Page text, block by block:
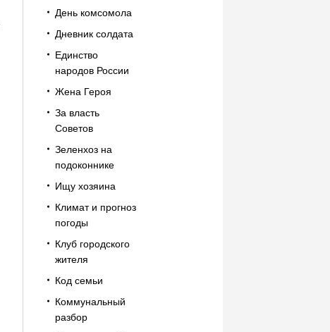
День комсомола
Дневник солдата
Единство
народов России
Жена Героя
За власть
Советов
Зеленхоз на
подоконнике
Ищу хозяина
Климат и прогноз
погоды
Клуб городского
жителя
Код семьи
Коммунальный
разбор